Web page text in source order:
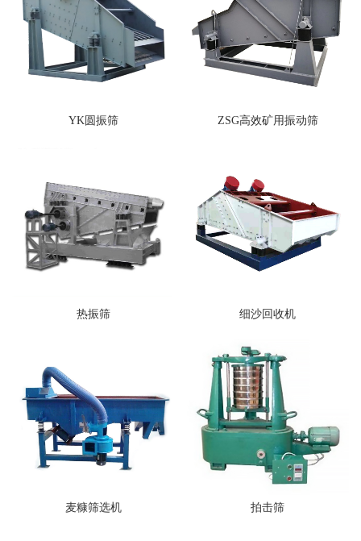
YK圆振筛 ZSG高效矿用振动筛
热振筛 细沙回收机
麦糠筛选机 拍击筛